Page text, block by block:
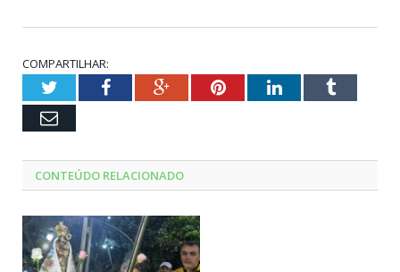
COMPARTILHAR:
TwitterFacebookGoogle+PinterestLinkedInTumblr
Email
CONTEÚDO RELACIONADO